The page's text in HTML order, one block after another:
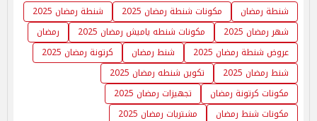
شنطة رمضان مكونات شنطة رمضان 2025
شنطة رمضان 2025
شهر رمضان 2025
مكونات شنطه ياميش رمضان 2025
رمضان
عروض شنطة رمضان 2025
شنط رمضان
كرتونة رمضان 2025
شنط رمضان 2025
تكوين شنطه رمضان 2025
مكونات كرتونة رمضان
تجهيزات رمضان 2025
مكونات شنط رمضان
مشتريات رمضان 2025